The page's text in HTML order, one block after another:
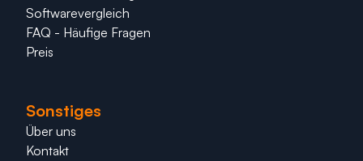
Softwarevergleich
FAQ - Häufige Fragen
Preis
Sonstiges
Über uns
Kontakt